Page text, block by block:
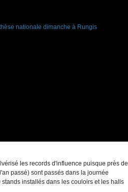
les records d'influence puisque près de
passé) sont passés dans la journée
installés dans les couloirs et les halls